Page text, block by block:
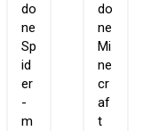
do
ne
Sp
id
er
-
m
do
ne
Mi
ne
cr
af
t